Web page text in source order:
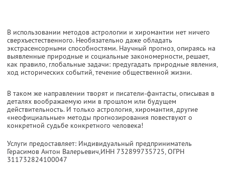
В использовании методов астрологии и хиромантии нет ничего
сверхъестественного. Необязательно даже обладать
экстрасенсорными способностями. Научный прогноз, опираясь на
выявленные природные и социальные закономерности, решает,
как правило, глобальные задачи: предугадать природные явления,
ход исторических событий, течение общественной жизни.
В таком же направлении творят и писатели-фантасты, описывая в
деталях воображаемую ими в прошлом или будущем
действительность. И только астрология, хиромантия, другие
«неофициальные» методы прогнозирования повествуют о
конкретной судьбе конкретного человека!
Услуги предоставляет: Индивидуальный предприниматель
Герасимов Антон Валерьевич,ИНН 732899735725, ОГРН
311732824100047